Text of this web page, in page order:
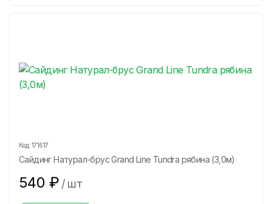
Код: 171617
Сайдинг Натурал-брус Grand Line Tundra рябина (3,0м)
540 ₽ / шт